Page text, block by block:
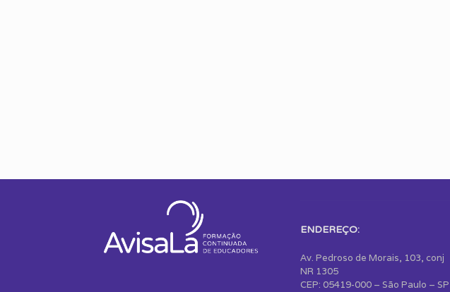
ENDEREÇO:
Av. Pedroso de Morais, 103, conj
NR 1305
CEP: 05419-000 – São Paulo – SP